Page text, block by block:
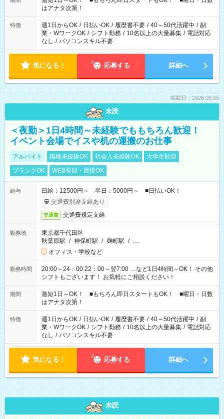
はアナタ次第！
特徴 週1日からOK / 日払いOK / 履歴書不要 / 40～50代活躍中 / 副
業・WワークOK / シフト勤務 / 10名以上の大量募集 / 電話対応
なし / パソコンスキル不要
気になる！ 応募する 詳細へ
掲載日：2026.08.05
未読
＜夜勤＞1日4時間～未経験でももちろん歓迎！
イベント会場でイスや机の運搬のお仕事
アルバイト 職種未経験OK 社会人未経験OK
大学生歓迎
ブランクOK
WEB登録・面接OK
給与
日給：12500円～ 半日：5000円～ ■日払いOK！
交通費別途支給あり
交通費 交通費規定支給
勤務地
東京都千代田区
秋葉原駅 / 神保町駅 / 麹町駅 / …
オフィス・学校など
勤務時間
20:00～24：00 22：00～翌7:00 …など1日4時間～OK！ その他
シフトもございます！ お気軽にご相談ください！
期間
激短1日～OK！ ■もちろん即日スタートもOK！ ■曜日・日数
はアナタ次第！
特徴 週1日からOK / 日払いOK / 履歴書不要 / 40～50代活躍中 / 副
業・WワークOK / シフト勤務 / 10名以上の大量募集 / 電話対応
なし / パソコンスキル不要
気になる！ 応募する 詳細へ
未読